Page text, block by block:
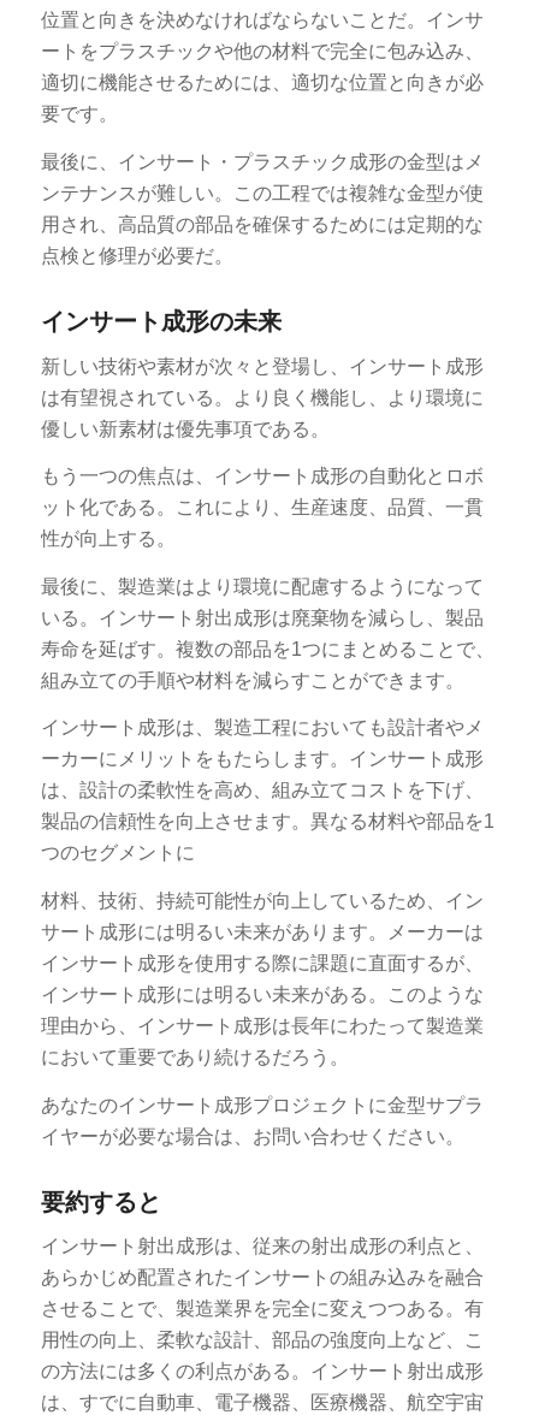
位置と向きを決めなければならないことだ。インサ
ートをプラスチックや他の材料で完全に包み込み、
適切に機能させるためには、適切な位置と向きが必
要です。
最後に、インサート・プラスチック成形の金型はメ
ンテナンスが難しい。この工程では複雑な金型が使
用され、高品質の部品を確保するためには定期的な
点検と修理が必要だ。
インサート成形の未来
新しい技術や素材が次々と登場し、インサート成形
は有望視されている。より良く機能し、より環境に
優しい新素材は優先事項である。
もう一つの焦点は、インサート成形の自動化とロボ
ット化である。これにより、生産速度、品質、一貫
性が向上する。
最後に、製造業はより環境に配慮するようになって
いる。インサート射出成形は廃棄物を減らし、製品
寿命を延ばす。複数の部品を1つにまとめることで、
組み立ての手順や材料を減らすことができます。
インサート成形は、製造工程においても設計者やメ
ーカーにメリットをもたらします。インサート成形
は、設計の柔軟性を高め、組み立てコストを下げ、
製品の信頼性を向上させます。異なる材料や部品を1
つのセグメントに
材料、技術、持続可能性が向上しているため、イン
サート成形には明るい未来があります。メーカーは
インサート成形を使用する際に課題に直面するが、
インサート成形には明るい未来がある。このような
理由から、インサート成形は長年にわたって製造業
において重要であり続けるだろう。
あなたのインサート成形プロジェクトに金型サプラ
イヤーが必要な場合は、お問い合わせください。
要約すると
インサート射出成形は、従来の射出成形の利点と、
あらかじめ配置されたインサートの組み込みを融合
させることで、製造業界を完全に変えつつある。有
用性の向上、柔軟な設計、部品の強度向上など、こ
の方法には多くの利点がある。インサート射出成形
は、すでに自動車、電子機器、医療機器、航空宇宙